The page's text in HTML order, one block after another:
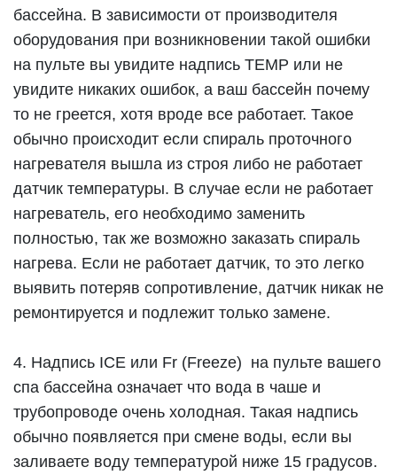
бассейна. В зависимости от производителя
оборудования при возникновении такой ошибки
на пульте вы увидите надпись TEMP или не
увидите никаких ошибок, а ваш бассейн почему
то не греется, хотя вроде все работает. Такое
обычно происходит если спираль проточного
нагревателя вышла из строя либо не работает
датчик температуры. В случае если не работает
нагреватель, его необходимо заменить
полностью, так же возможно заказать спираль
нагрева. Если не работает датчик, то это легко
выявить потеряв сопротивление, датчик никак не
ремонтируется и подлежит только замене.
4. Надпись ICE или Fr (Freeze) на пульте вашего
спа бассейна означает что вода в чаше и
трубопроводе очень холодная. Такая надпись
обычно появляется при смене воды, если вы
заливаете воду температурой ниже 15 градусов.